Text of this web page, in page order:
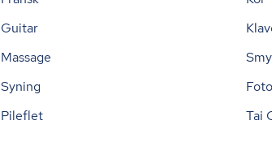
Guitar
Massage
Syning
Pileflet Tai